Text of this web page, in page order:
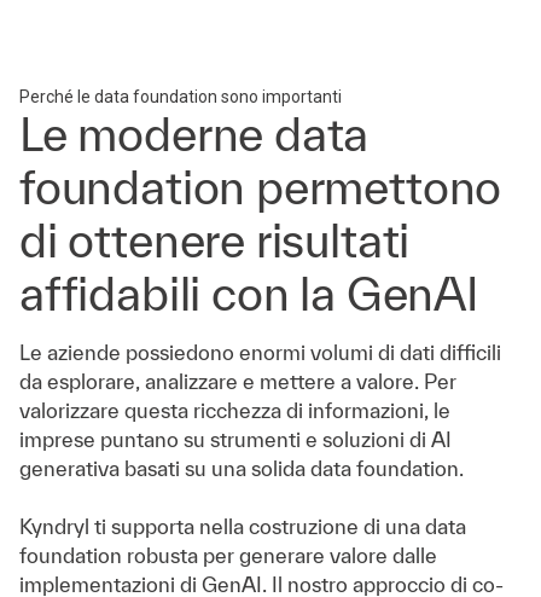
Perché le data foundation sono importanti
Le moderne data
foundation permettono
di ottenere risultati
affidabili con la GenAI
Le aziende possiedono enormi volumi di dati difficili
da esplorare, analizzare e mettere a valore. Per
valorizzare questa ricchezza di informazioni, le
imprese puntano su strumenti e soluzioni di AI
generativa basati su una solida data foundation.
Kyndryl ti supporta nella costruzione di una data
foundation robusta per generare valore dalle
implementazioni di GenAI. Il nostro approccio di co-